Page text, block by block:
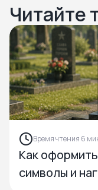
Читайте
Время чтения 6
Как
символы и